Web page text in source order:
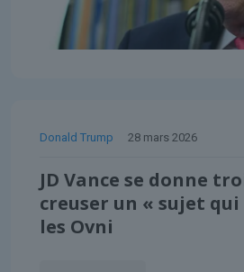
Donald Trump 28 mars 2026
JD Vance se donne
creuser un « sujet qui
les Ovni